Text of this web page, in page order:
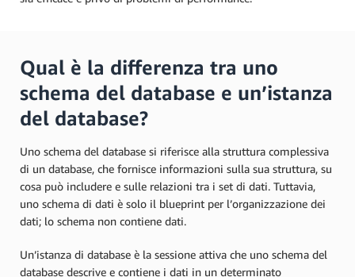
Qual è la differenza tra uno
schema del database e un’istanza
del database?
Uno schema del database si riferisce alla struttura complessiva
di un database, che fornisce informazioni sulla sua struttura, su
cosa può includere e sulle relazioni tra i set di dati. Tuttavia,
uno schema di dati è solo il blueprint per l’organizzazione dei
dati; lo schema non contiene dati.
Un’istanza di database è la sessione attiva che uno schema del
database descrive e contiene i dati in un determinato